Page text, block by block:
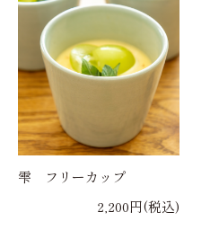
雫 フリーカップ
2,200円(税込)